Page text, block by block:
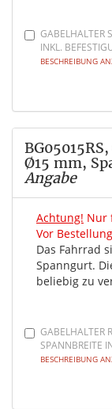
GABELHALTER
INKL.
BESCHREIBUNG
Ø15 mm,
Angabe
Achtung! Nur
Vor
Das Fahrrad
Spanngurt.
beliebig zu
GABELHALTER
SPANNBREITE
BESCHREIBUNG